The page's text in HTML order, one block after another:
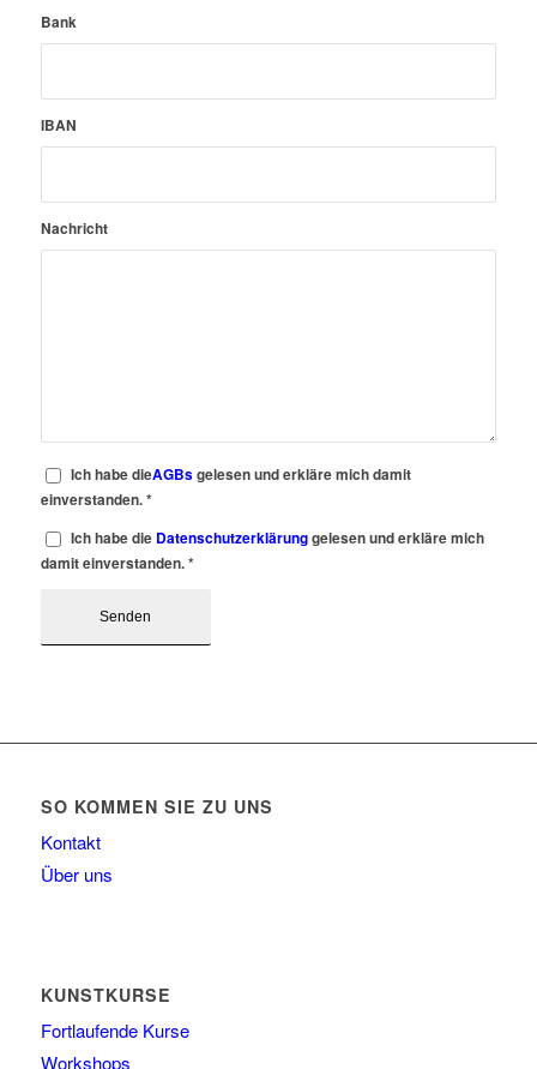
Bank
IBAN
Nachricht
Ich habe dieAGBsgelesen und erkläre mich damit
einverstanden.*
Ich habe die Datenschutzerklärunggelesen und erkläre mich
damit einverstanden.*
SO KOMMEN SIE ZU UNS
Kontakt
Über uns
KUNSTKURSE
Fortlaufende Kurse
Workshops